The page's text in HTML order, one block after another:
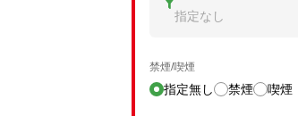
指定なし
禁煙/喫煙
指定無し 禁煙 喫煙